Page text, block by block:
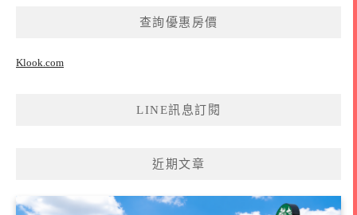
查詢優惠房價
Klook.com
LINE訊息訂閱
近期文章